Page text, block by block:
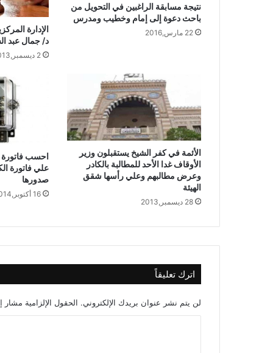
نتيجة مسابقة الراغبين في التحويل من
باحث دعوة إلى إمام وخطيب ومدرس
22 مارس,2016
الإدارة
د/ جمال عبد
2 ديسمبر,2013
الأئمة في كفر الشيخ يستقبلون وزير
الأوقاف غدا الأحد للمطالبة بالكادر
وعرض مطالبهم وعلي رأسها شقق
الهيئة
28 ديسمبر,2013
احسب فاتورة
علي فاتورة
صدورها
16 أكتوبر,2014
اترك تعليقاً
لن يتم نشر عنوان بريدك الإلكتروني. الحقول الإلزامية مشار